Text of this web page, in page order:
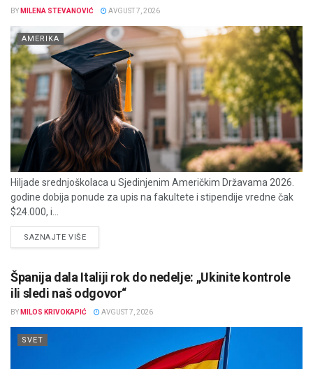
BY MILENA STEVANOVIĆ AVGUST 7, 2026
AMERIKA
Hiljade srednjoškolaca u Sjedinjenim Američkim Državama 2026.
godine dobija ponude za upis na fakultete i stipendije vredne čak
$24.000, i...
SAZNAJTE VIŠEDETAILS
Španija dala Italiji rok do nedelje: „Ukinite kontrole
ili sledi naš odgovor“
BY MILOS KRIVOKAPIĆ AVGUST 7, 2026
SVET